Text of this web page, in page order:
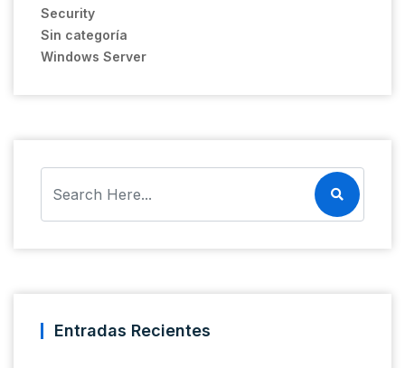
Security
Sin categoría
Windows Server
Entradas Recientes